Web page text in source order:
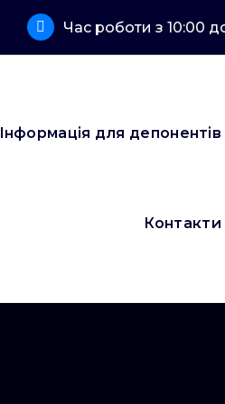
Час роботи з 10:00
Інформація для депонентів
Контакти